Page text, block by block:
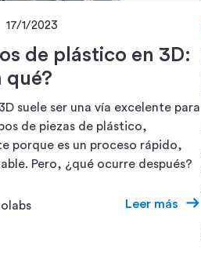
17/1/2023
de plástico en 3D:
qué?
suele ser una vía excelente para
de piezas de plástico,
porque es un proceso rápido,
Pero, ¿qué ocurre después?
Leer más